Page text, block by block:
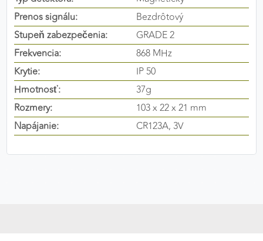
Prenos signálu:
Bezdrôtový
Stupeň zabezpečenia:
GRADE 2
Frekvencia:
868 MHz
Krytie:
IP 50
Hmotnosť:
37g
Rozmery:
103 x 22 x 21 mm
Napájanie:
CR123A, 3V
výkon a funkčnosť našich stránok.
Google Analytics
Poskytovateľ: Google
MARKETINGOVÉ COOKIES
Marketingové cookies sa používajú na sledovanie
stránkami. Umožňujú nám a našim partnerom